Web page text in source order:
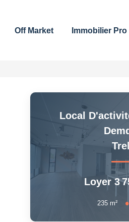
Off Market Immobilier Pro
Local
Loyer 3
235 m²